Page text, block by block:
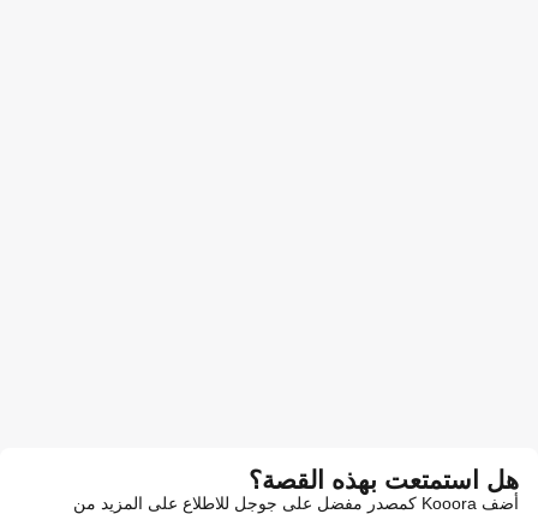
هل استمتعت بهذه القصة؟
أضف Kooora كمصدر مفضل على جوجل للاطلاع على المزيد من